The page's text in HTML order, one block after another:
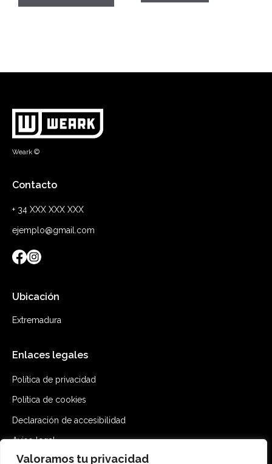
Valoramos tu privacidad
Weark ©
Contacto
+ 34 XXX XXX XXX
ejemplo@gmail.com
Ubicación
Extremadura
Enlaces legales
Política de privacidad
Política de cookies
Declaración de accesibilidad
Aviso legal
Mapa del sitio